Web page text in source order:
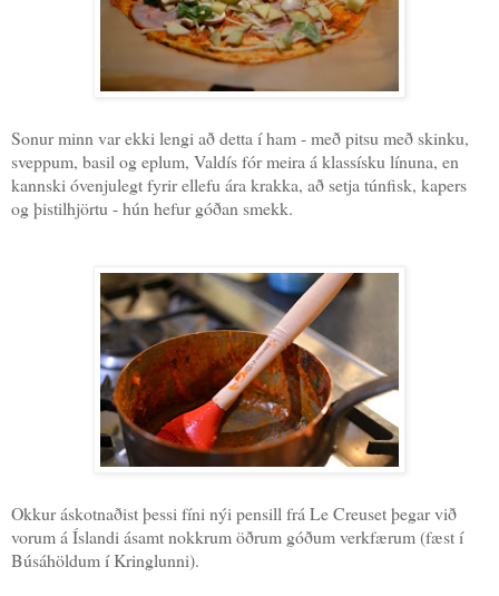
Sonur minn var ekki lengi að detta í ham - með pitsu með skinku,
sveppum, basil og eplum, Valdís fór meira á klassísku línuna, en
kannski óvenjulegt fyrir ellefu ára krakka, að setja túnfisk, kapers
og þistilhjörtu - hún hefur góðan smekk.
Okkur áskotnaðist þessi fíni nýi pensill frá Le Creuset þegar við
vorum á Íslandi ásamt nokkrum öðrum góðum verkfærum (fæst í
Búsáhöldum í Kringlunni).